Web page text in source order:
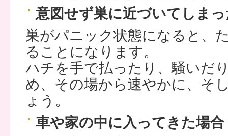
意図せず巣に近づいてしま
巣がパニック状態になると、
ることになります。
ハチを手で払ったり、騒いだ
め、その場から速やかに、そ
ょう。
車や家の中に入ってきた場合